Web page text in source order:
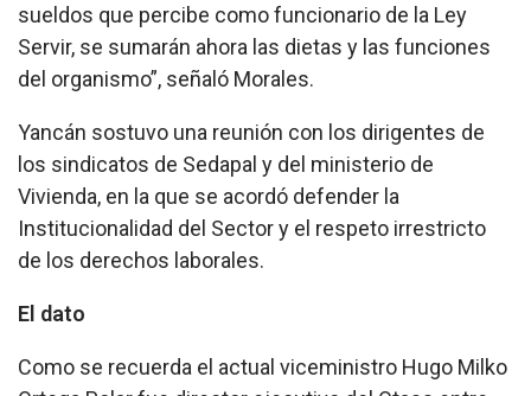
sueldos que percibe como funcionario de la Ley
Servir, se sumarán ahora las dietas y las funciones
del organismo”, señaló Morales.
Yancán sostuvo una reunión con los dirigentes de
los sindicatos de Sedapal y del ministerio de
Vivienda, en la que se acordó defender la
Institucionalidad del Sector y el respeto irrestricto
de los derechos laborales.
El dato
Como se recuerda el actual viceministro Hugo Milko